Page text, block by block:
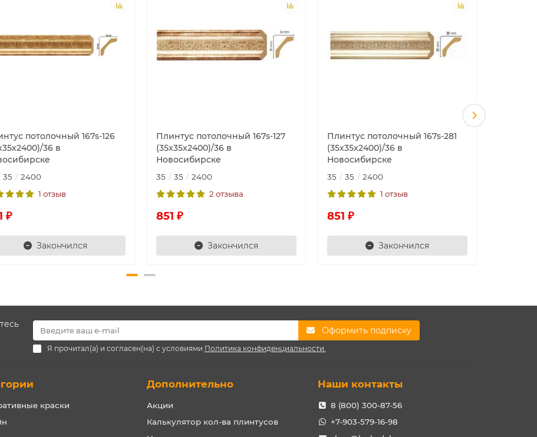
потолочный 167s-126
36 в
35
2400
1 отзыв
₽
Закончился
Плинтус потолочный 167s-127
(35х35х2400)/36 в
Новосибирске
35 35
2400
2 отзыва
851 ₽
Закончился
Плинтус потолочный 167s-281
(35х35х2400)/36 в
Новосибирске
35 35
2400
1 отзыв
851 ₽
Закончился
Оформить подписку
Я прочитал(а) и согласен(на) с условиями Политика конфиденциальности.
краски
Дополнительно
Акции
Калькулятор кол-ва плинтусов
Наши контакты
8 (800) 300-87-56
+7-903-579-16-98